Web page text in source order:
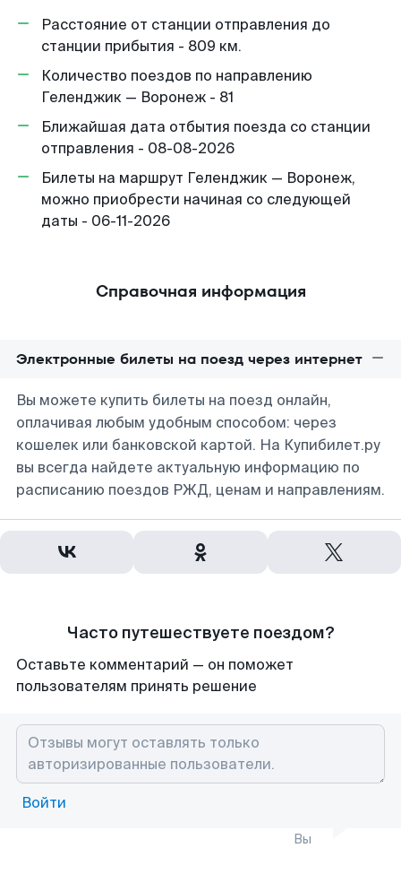
Расстояние от станции отправления до
станции прибытия - 809 км.
Количество поездов по направлению
Геленджик — Воронеж - 81
Ближайшая дата отбытия поезда со станции
отправления - 08-08-2026
Билеты на маршрут Геленджик — Воронеж,
можно приобрести начиная со следующей
даты - 06-11-2026
Справочная информация
Электронные билеты на поезд через интернет
Вы можете купить билеты на поезд онлайн,
оплачивая любым удобным способом: через
кошелек или банковской картой. На Купибилет.ру
вы всегда найдете актуальную информацию по
расписанию поездов РЖД, ценам и направлениям.
Часто путешествуете поездом?
Оставьте комментарий — он поможет
пользователям принять решение
Войти
Вы